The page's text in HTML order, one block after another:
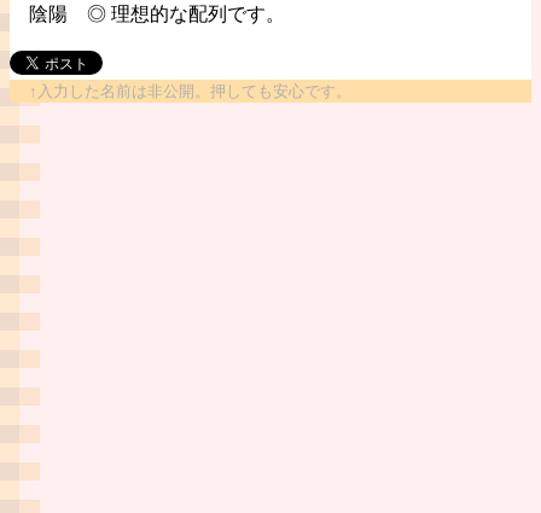
陰陽 ◎ 理想的な配列です。
↑入力した名前は非公開。押しても安心です。